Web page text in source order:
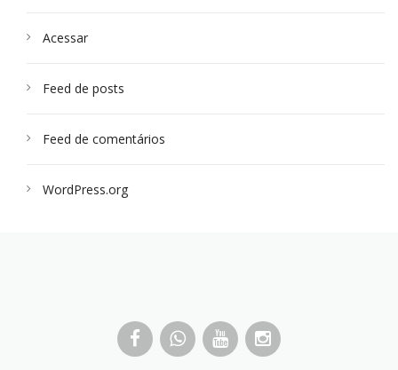
Acessar
Feed de posts
Feed de comentários
WordPress.org